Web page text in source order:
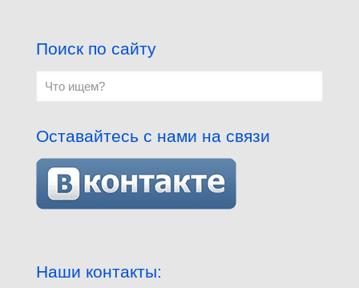
Поиск по сайту
Оставайтесь с нами на связи
Наши контакты: